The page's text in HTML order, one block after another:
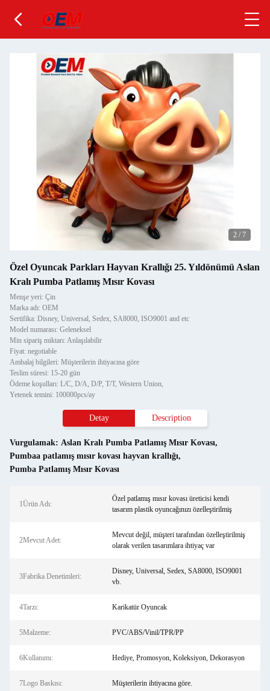
2 / 7
Özel Oyuncak Parkları Hayvan Krallığı 25. Yıldönümü Aslan
Kralı Pumba Patlamış Mısır Kovası
Menşe yeri: Çin
Marka adı: OEM
Sertifika: Disney, Universal, Sedex, SA8000, ISO9001 and etc
Model numarası: Geleneksel
Min sipariş miktarı: Anlaşılabilir
Fiyat: negotiable
Ambalaj bilgileri: Müşterilerin ihtiyacına göre
Teslim süresi: 15-20 gün
Ödeme koşulları: L/C, D/A, D/P, T/T, Western Union,
Yetenek temini: 100000pcs/ay
Detay Description
Vurgulamak: Aslan Kralı Pumba Patlamış Mısır Kovası,
Pumbaa patlamış mısır kovası hayvan krallığı,
Pumba Patlamış Mısır Kovası
1Ürün Adı:
Özel patlamış mısır kovası üreticisi kendi
tasarım plastik oyuncağınızı özelleştirilmiş
2Mevcut Adet:
Mevcut değil, müşteri tarafından özelleştirilmiş
olarak verilen tasarımlara ihtiyaç var
3Fabrika Denetimleri:
Disney, Universal, Sedex, SA8000, ISO9001
vb.
4Tarzı: Karikatür Oyuncak
5Malzeme: PVC/ABS/Vinil/TPR/PP
6Kullanımı: Hediye, Promosyon, Koleksiyon, Dekorasyon
7Logo Baskısı: Müşterilerin ihtiyacına göre.